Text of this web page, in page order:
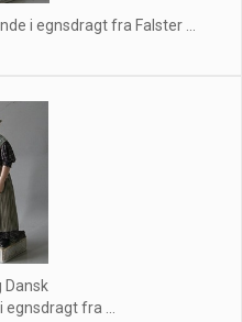
i egnsdragt fra Falster ...
Dansk
egnsdragt fra ...